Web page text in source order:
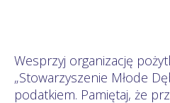
Wesprzyj organizację
„Stowarzyszenie Młode
podatkiem. Pamiętaj, że